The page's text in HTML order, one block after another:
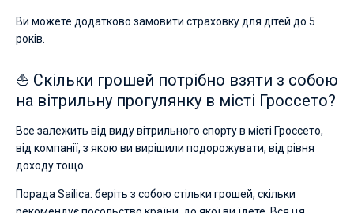
Ви можете додатково замовити страховку для дітей до 5
років.
⛵ Скільки грошей потрібно взяти з собою
на вітрильну прогулянку в місті Гроссето?
Все залежить від виду вітрильного спорту в місті Гроссето,
від компанії, з якою ви вирішили подорожувати, від рівня
доходу тощо.
Порада Sailica: беріть з собою стільки грошей, скільки